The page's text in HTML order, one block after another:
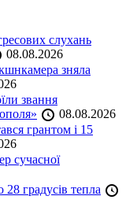
слухань
08.08.2026
зняла
звання
08.08.2026
грантом і 15
сучасної
градусів тепла